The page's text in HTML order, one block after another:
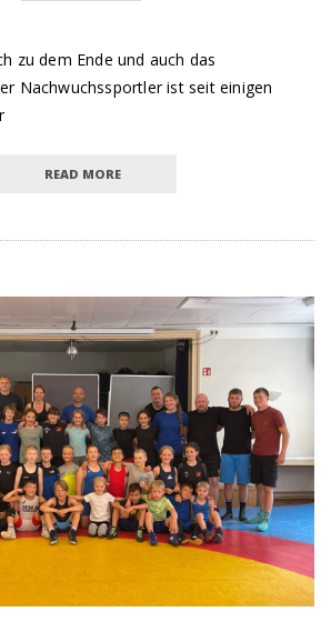
zu dem Ende und auch das
Nachwuchssportler ist seit einigen
READ MORE